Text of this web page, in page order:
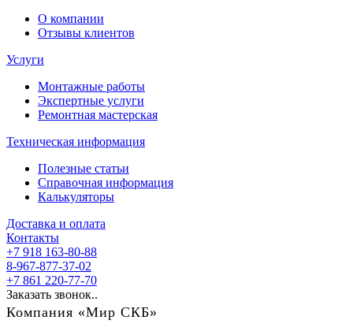
О компании
Отзывы клиентов
Услуги
Монтажные работы
Экспертные услуги
Ремонтная мастерская
Техническая информация
Полезные статьи
Справочная информация
Калькуляторы
Доставка и оплата
Контакты
+7 918 163-80-88
8-967-877-37-02
+7 861 220-77-70
Заказать звонок..
Компания «Мир СКБ»